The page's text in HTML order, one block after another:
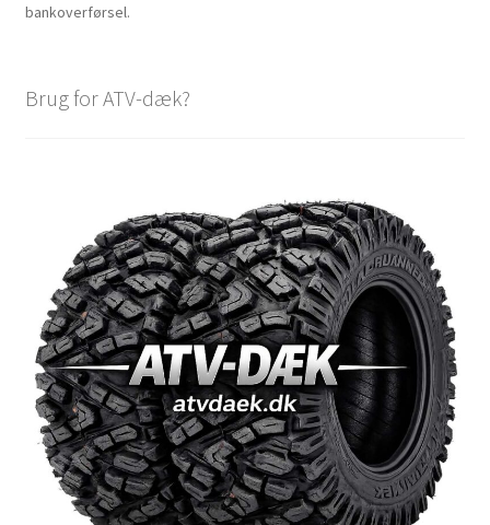
bankoverførsel.
Brug for ATV-dæk?